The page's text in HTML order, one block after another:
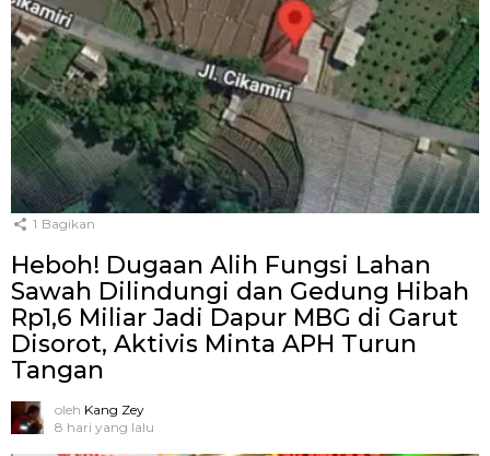
1 Bagikan
Heboh! Dugaan Alih Fungsi Lahan
Sawah Dilindungi dan Gedung Hibah
Rp1,6 Miliar Jadi Dapur MBG di Garut
Disorot, Aktivis Minta APH Turun
Tangan
oleh Kang Zey
8 hari yang lalu